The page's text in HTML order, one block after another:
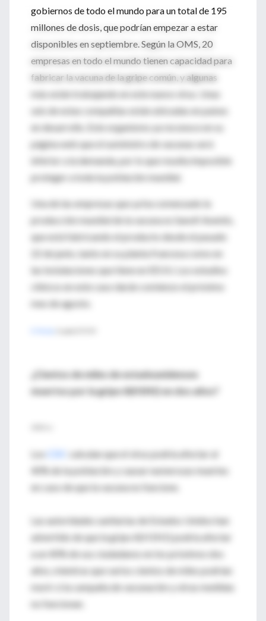
gobiernos de todo el mundo para un total de 195
millones de dosis, que podrían empezar a estar
disponibles en septiembre. Según la OMS, 20
empresas en todo el mundo tienen capacidad para
fabricar la vacuna de la gripe común, y algunas
más están trabajando en este nuevo virus. Unas
seis de estas compañías están ubicadas en países
en desarrollo. Este organismo ya reconoce en su
página web que el suministro de vacunas será
inferior a la demanda, por lo que resulta imposible
proteger a toda la población mundial.
Una de las empresas que ya ha comenzado la
producción mundial de la vacuna es Sanofi Aventis,
que está fabricando el producto desde el pasado
22 de junio, tanto en su planta francesa como en
las instalaciones que tiene en EEUU. Los estudios
clínicos en este caso darán comienzo el próximo
mes de agosto.
¿Cientos de miles de estadounidenses
muertos por la gripe A(H1N1) en dos años?
Los
calculan que el virus podría afectar al
40% de la población y causar numerosas muertes
en caso de que la vacuna no funcione.
Las autoridades sanitarias de Estados Unidos han
advertido de que la gripe A(H1N1) podría afectar
a un 40% de sus ciudadanos en los próximos dos
años, mientras que varios cientos de miles podrían
morir si la campaña de vacunación y otras medidas
no funcionan.